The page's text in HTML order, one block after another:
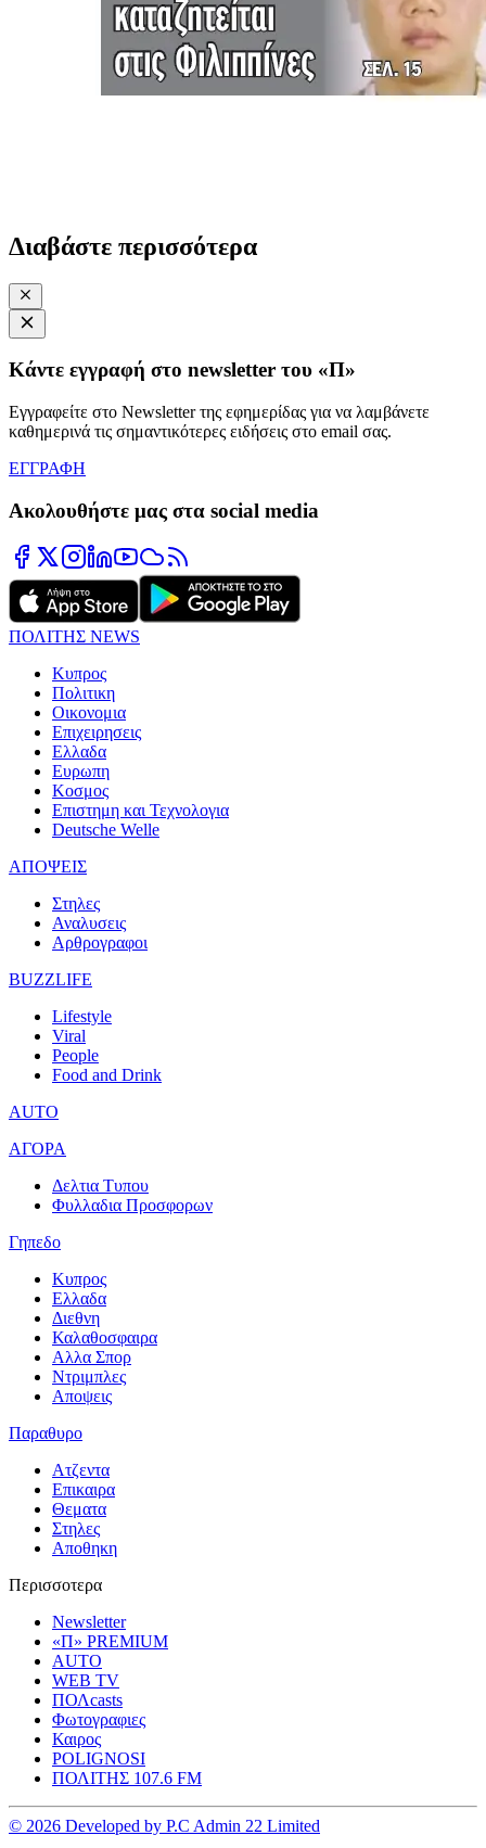
Διαβάστε περισσότερα
Κάντε εγγραφή στο newsletter του «Π»
Εγγραφείτε στο Newsletter της εφημερίδας για να λαμβάνετε
καθημερινά τις σημαντικότερες ειδήσεις στο email σας.
ΕΓΓΡΑΦΗ
Ακολουθήστε μας στα social media
ΠΟΛΙΤΗΣ NEWS
Κυπρος
Πολιτικη
Οικονομια
Επιχειρησεις
Ελλαδα
Ευρωπη
Κοσμος
Επιστημη και Τεχνολογια
Deutsche Welle
ΑΠΟΨΕΙΣ
Στηλες
Αναλυσεις
Αρθρογραφοι
BUZZLIFE
Lifestyle
Viral
People
Food and Drink
AUTO
ΑΓΟΡΑ
Δελτια Τυπου
Φυλλαδια Προσφορων
Γηπεδο
Κυπρος
Ελλαδα
Διεθνη
Καλαθοσφαιρα
Αλλα Σπορ
Ντριμπλες
Αποψεις
Παραθυρο
Ατζεντα
Επικαιρα
Θεματα
Στηλες
Αποθηκη
Περισσοτερα
Newsletter
«Π» PREMIUM
AUTO
WEB TV
ΠΟΛcasts
Φωτογραφιες
Καιρος
POLIGNOSI
ΠΟΛΙΤΗΣ 107.6 FM
© 2026 Developed by P.C Admin 22 Limited